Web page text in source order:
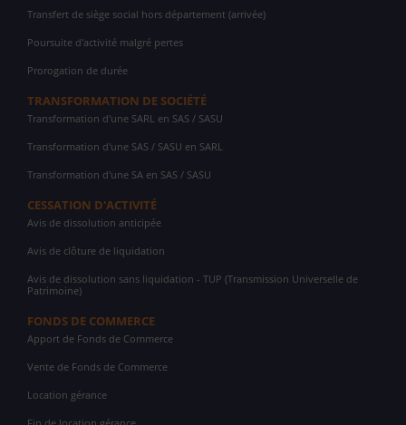
Transfert de siège social hors département (arrivée)
Poursuite d'activité malgré pertes
Prorogation de durée
TRANSFORMATION DE SOCIÉTÉ
Transformation d'une SARL en SAS / SASU
Transformation d'une SAS / SASU en SARL
Transformation d'une SA en SAS / SASU
CESSATION D'ACTIVITÉ
Avis de dissolution anticipée
Avis de clôture de liquidation
Avis de dissolution sans liquidation - TUP (Transmission Universelle de
Patrimoine)
FONDS DE COMMERCE
Apport de Fonds de Commerce
Vente de Fonds de Commerce
Location gérance